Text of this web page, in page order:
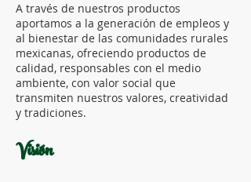
Visión
A través de nuestros productos
aportamos a la generación de empleos y
al bienestar de las comunidades rurales
mexicanas, ofreciendo productos de
calidad, responsables con el medio
ambiente, con valor social que
transmiten nuestros valores, creatividad
y tradiciones.